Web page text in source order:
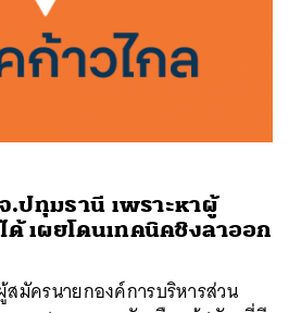
จ.ปทุมธานี เพราะหาผู้
ด้ เผยโดนเทคนิคชิงลาออก
มัครนายกองค์การบริหารส่วน